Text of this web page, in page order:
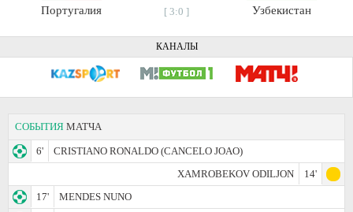
Португалия [ 3:0 ] Узбекистан
КАНАЛЫ
СОБЫТИЯ МАТЧА
6'
CRISTIANO RONALDO (CANCELO JOAO)
XAMROBEKOV ODILJON
14'
17'
MENDES NUNO